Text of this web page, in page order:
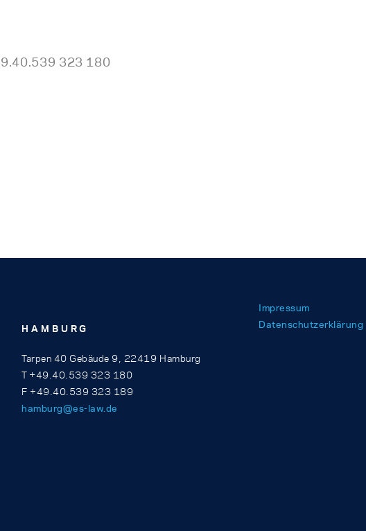
323 180
HAMBURG
Tarpen 40 Gebäude 9, 22419 Hamburg
T +49.40.539 323 180
F +49.40.539 323 189
hamburg@es-law.de
Impressum
Datenschutzerklärung